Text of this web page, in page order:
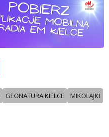
GEONATURA KIELCE MIKOLAJKI